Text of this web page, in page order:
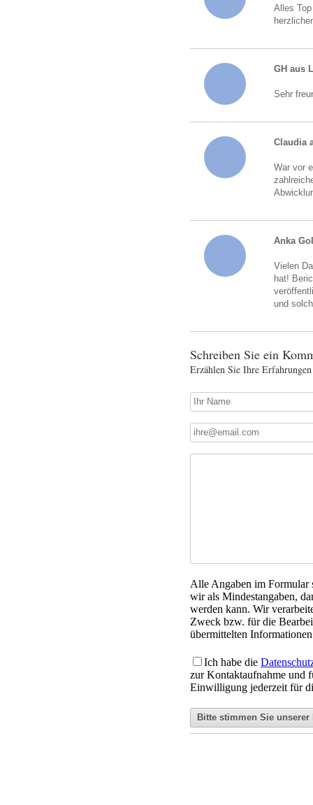
Alles
GH aus
Sehr
Claudia
War vor
Anka
Vielen
hat!
und
Schreiben Sie ein
Erzählen Sie Ihre
Alle Angaben im Formular
wir als Mindestangaben,
werden kann. Wir
Zweck bzw. für die
übermittelten
Ich habe die
zur Kontaktaufnahme und
Einwilligung jederzeit für